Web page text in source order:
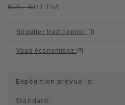
859,- €HT TVA
Bijoutier traditionnel :
Vous économisez:
Expédition prévue le:
Standard :